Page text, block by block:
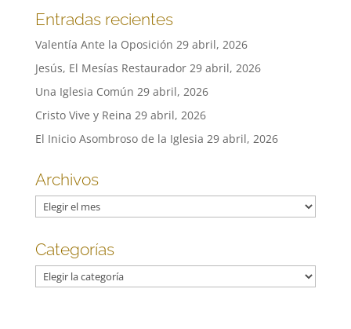
Entradas recientes
Valentía Ante la Oposición 29 abril, 2026
Jesús, El Mesías Restaurador 29 abril, 2026
Una Iglesia Común 29 abril, 2026
Cristo Vive y Reina 29 abril, 2026
El Inicio Asombroso de la Iglesia 29 abril, 2026
Archivos
Archivos
Categorías
Categorías